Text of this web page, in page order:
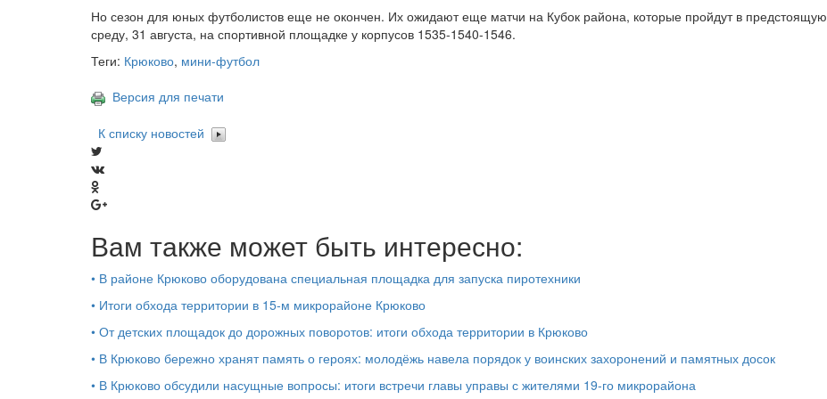
Но сезон для юных футболистов еще не окончен. Их ожидают еще матчи на Кубок района, которые пройдут в предстоящую
среду, 31 августа, на спортивной площадке у корпусов 1535-1540-1546.
Теги: Крюково, мини-футбол
Версия для печати
К списку новостей
Вам также может быть интересно:
• В районе Крюково оборудована специальная площадка для запуска пиротехники
• Итоги обхода территории в 15‑м микрорайоне Крюково
• От детских площадок до дорожных поворотов: итоги обхода территории в Крюково
• В Крюково бережно хранят память о героях: молодёжь навела порядок у воинских захоронений и памятных досок
• В Крюково обсудили насущные вопросы: итоги встречи главы управы с жителями 19‑го микрорайона